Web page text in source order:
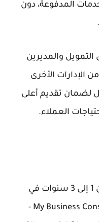
المدفوعة، دون
والمديرين
الإدارات الأخرى
تقديم أعلى
العملاء.
الحد الأدنى من الخبرة العملية من 1 إلى 3 سنوات في
نفس المجال مثل My Business Consulting DMCC -